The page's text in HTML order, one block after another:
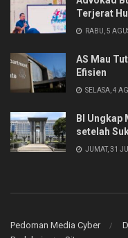
Terjerat
RABU, 5
AS Mau
Efisien
SELASA, 4
BI Ungkap
setelah
JUMAT, 31
Pedoman Media Cyber